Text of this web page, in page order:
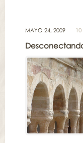
MAYO 24, 2009